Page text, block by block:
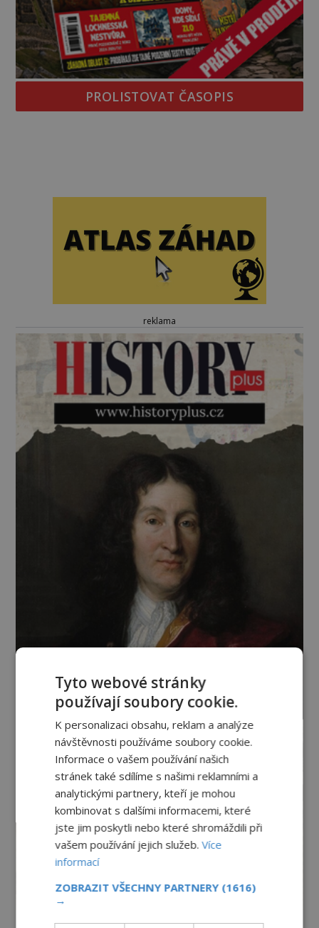
PROLISTOVAT ČASOPIS
reklama
Tyto webové stránky
používají soubory cookie.
K personalizaci obsahu, reklam a analýze
návštěvnosti používáme soubory cookie.
Informace o vašem používání našich
stránek také sdílíme s našimi reklamními a
analytickými partnery, kteří je mohou
kombinovat s dalšími informacemi, které
jste jim poskytli nebo které shromáždili při
vašem používání jejich služeb.Více
informací
ZOBRAZIT VŠECHNY PARTNERY (1616)
→